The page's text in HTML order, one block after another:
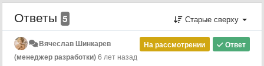
Ответы 5 Старые сверху
Ответ
На рассмотрении
Вячеслав Шинкарев
(менеджер разработки)6 лет назад